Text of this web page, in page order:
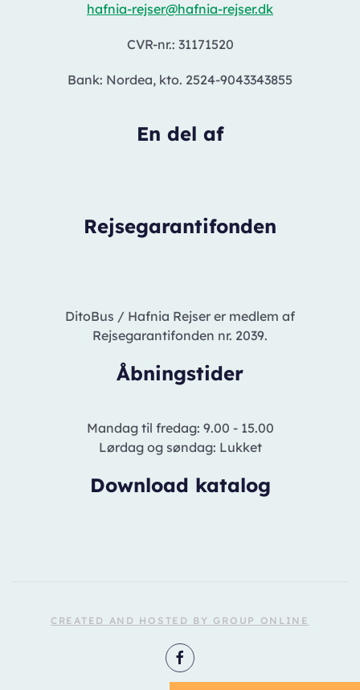
hafnia-rejser@hafnia-rejser.dk
CVR-nr.: 31171520
Bank: Nordea, kto. 2524-9043343855
En del af
Rejsegarantifonden
DitoBus / Hafnia Rejser er medlem af
Rejsegarantifonden nr. 2039.
Åbningstider
Mandag til fredag: 9.00 - 15.00
Lørdag og søndag: Lukket
Download katalog
CREATED AND HOSTED BY GROUP ONLINE